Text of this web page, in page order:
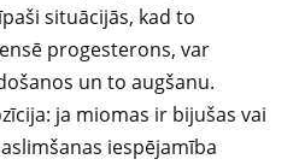
situācijās, kad to
progesterons, var
un to augšanu.
ja miomas ir bijušas vai
iespējamība